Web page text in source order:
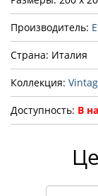
Производитель:
Страна: Италия
Коллекция:
Доступность: В